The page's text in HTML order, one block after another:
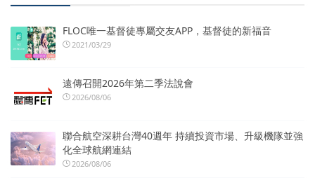
FLOC唯一基督徒專屬交友APP，基督徒的新福音
2021/03/29
遠傳召開2026年第二季法說會
2026/08/06
聯合航空深耕台灣40週年 持續投資市場、升級機隊並強
化全球航網連結
2026/08/06